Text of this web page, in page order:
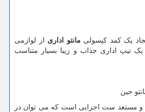
یک کمد کپسولی مانتو اداری از لوازمی
یک تیپ اداری جذاب و زیبا بسیار متناسب
جین
و مستعد ست اجزایی است که می توان در